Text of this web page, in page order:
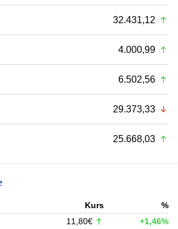
32.431,12
4.000,99
6.502,56
29.373,33
25.668,03
Kurs
%
11,80€
+1,46%